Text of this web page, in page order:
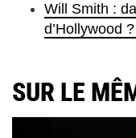
Will Smith :
d’Hollywood
SUR LE